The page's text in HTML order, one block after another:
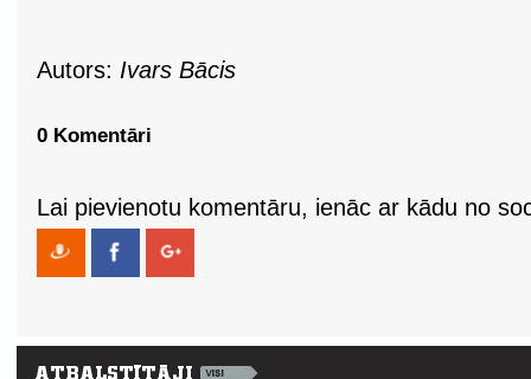
Autors: Ivars Bācis
0 Komentāri
Lai pievienotu komentāru, ienāc ar kādu no